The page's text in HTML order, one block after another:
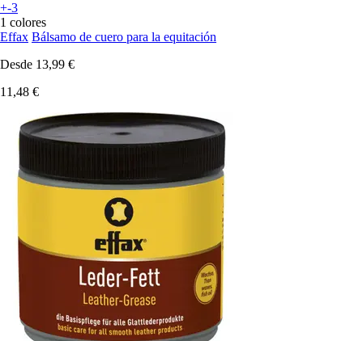
+-3
1 colores
Effax Bálsamo de cuero para la equitación
Desde 13,99 €
11,48 €